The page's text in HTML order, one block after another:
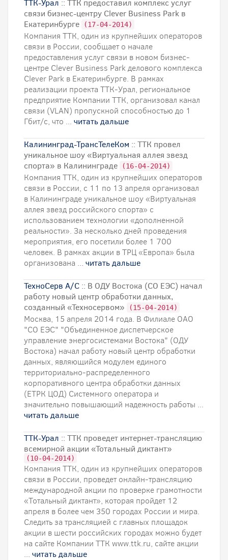
ТТК-Урал :: ТТК предоставил комплекс услуг
связи бизнес-центру Clever Business Park в
Екатеринбурге
(17-04-2014)
Компания ТТК, один из крупнейших операторов
связи в России, сообщает о начале
предоставления услуг связи в новом бизнес-
центре Clever Business Park делового комплекса
Clever Park в Екатеринбурге. В рамках
реализации проекта ТТК-Урал, региональное
предприятие Компании ТТК, организовал канал
связи (VLAN) пропускной способностью до 1
Гбит/с, что ... читать дальше
Калининград-ТрансТелеКом :: ТТК провел
уникальное шоу «Виртуальная аллея звезд
спорта» в Калининграде
(16-04-2014)
Компания ТТК, один из крупнейших операторов
связи в России, с 11 по 13 апреля организовал
в Калининграде уникальное шоу «Виртуальная
аллея звезд российского спорта» с
использованием технологии «дополненной
реальности». За несколько дней проведения
мероприятия, его посетили более 1 700
человек. В рамках акции в ТРЦ «Европа» была
организована ... читать дальше
ТехноСерв А/С :: В ОДУ Востока (СО ЕЭС) начал
работу новый центр обработки данных,
созданный «Техносервом»
(15-04-2014)
Москва, 15 апреля 2014 года. В Филиале ОАО
"СО ЕЭС" "Объединенное диспетчерское
управление энергосистемами Востока" (ОДУ
Востока) начал работу новый центр обработки
данных, являющийся модулем единого
территориально-распределенного
корпоративного центра обработки данных
(ЕТРК ЦОД) Системного оператора и
значительно повышающий надежность работы ...
читать дальше
ТТК-Урал :: ТТК проведет интернет-трансляцию
всемирной акции «Тотальный диктант»
(10-04-2014)
Компания ТТК, один из крупнейших операторов
связи в России, проведет онлайн-трансляцию
международной акции по проверке грамотности
«Тотальный диктант», которая пройдет 12
апреля в более чем 350 городах России и мира.
Следить за трансляцией с главных площадок
акции в шести российских городах можно будет
на сайте Компании ТТК www.ttk.ru, сайте акции
... читать дальше